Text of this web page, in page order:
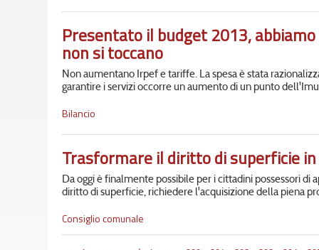
Presentato il budget 2013,
non si toccano
Non aumentano Irpef e tariffe. La spesa è stata
garantire i servizi occorre un aumento di un punto
Bilancio
Trasformare il diritto di superficie
Da oggi è finalmente possibile per i cittadini possessori di
diritto di superficie, richiedere l'acquisizione della piena
Consiglio comunale